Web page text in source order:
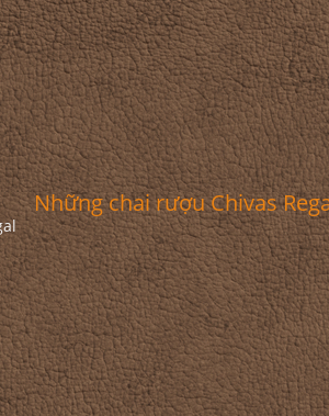
Những chai rượu Chivas